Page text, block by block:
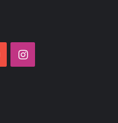
YouTubeInstagram